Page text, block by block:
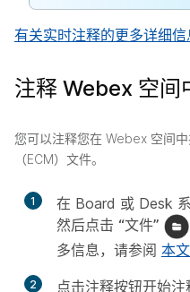
有关实时注释的更多详细
注释 Webex 空间
您可以注释您在 Webex 空间
（ECM）文件。
1
在 Board 或 Desk
然后点击 “文件”
多信息，请参阅 本文
2 点击注释按钮开始